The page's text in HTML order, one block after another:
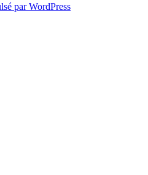
par WordPress